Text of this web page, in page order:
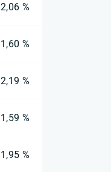
2,06 %
1,60 %
2,19 %
1,59 %
1,95 %